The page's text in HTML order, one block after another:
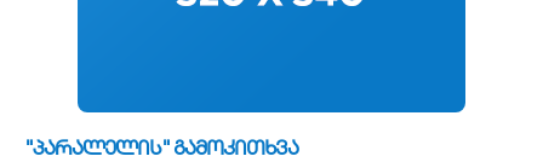
"პარალელის" გამოკითხვა